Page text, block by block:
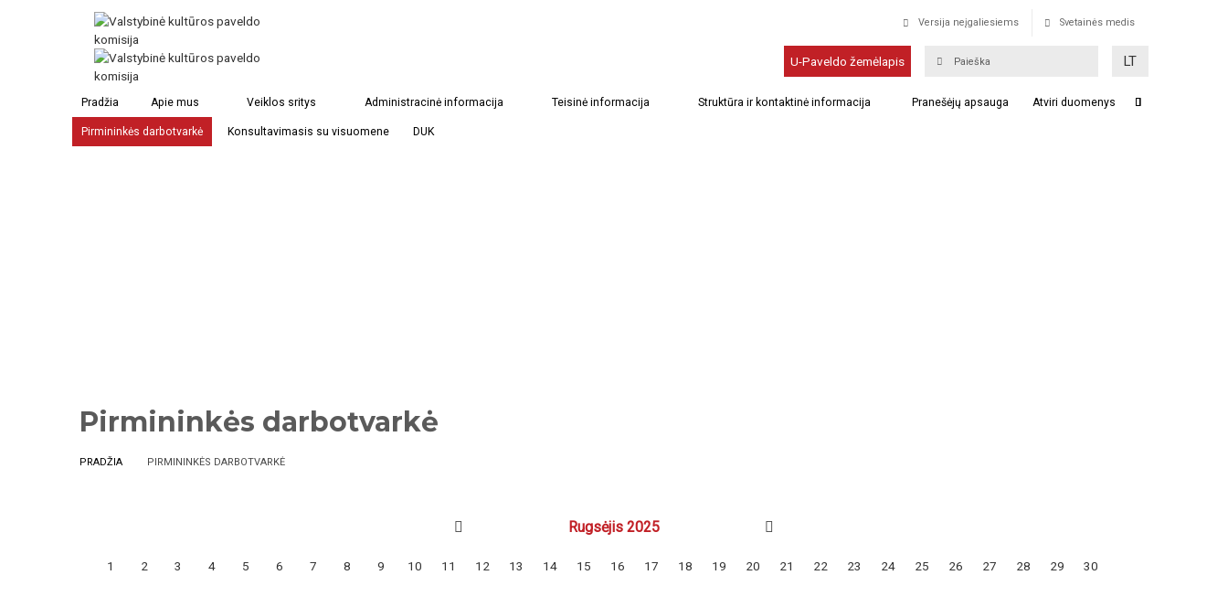
Versija neįgaliesiems Svetainės medis
U-Paveldo žemėlapis LT
Pradžia Apie mus Veiklos sritys Administracinė informacija Teisinė informacija Struktūra ir kontaktinė informacija Pranešėjų apsauga Atviri duomenys
Pirmininkės darbotvarkė Konsultavimasis su visuomene DUK
Pirmininkės darbotvarkė
PRADŽIA PIRMININKĖS DARBOTVARKĖ
Rugsėjis 2025
1 2 3 4 5 6 7 8 9 10 11 12 13 14 15 16 17 18 19 20 21 22 23 24 25 26 27 28 29 30